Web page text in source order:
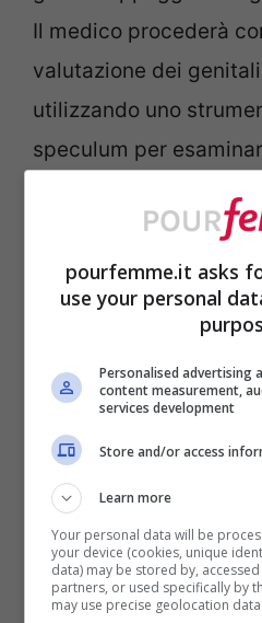
Il medico procederà
valutazione dei
utilizzando uno
speculum per
Per una diagnosi più
ginecologo potrebbe
procedure
Ecografia
visualizzare
l’apparato
Pap test:
prevenzione del
dell’utero
pourfemme.it asks
use your personal
Personalised advertising
content measurement,
services development
Store and/or access
Learn more
Your personal data will be
your device (cookies, unique
data) may be stored by,
partners, or used specifically by
may use precise geolocation data.